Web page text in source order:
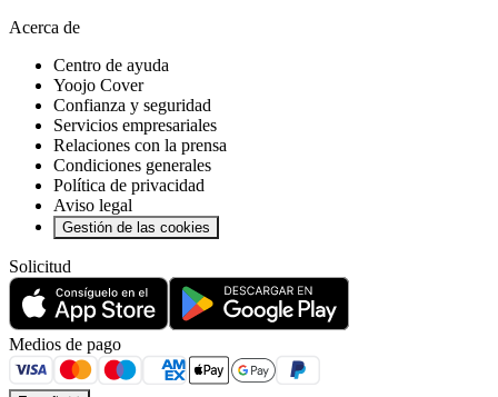
Acerca de
Centro de ayuda
Yoojo Cover
Confianza y seguridad
Servicios empresariales
Relaciones con la prensa
Condiciones generales
Política de privacidad
Aviso legal
Gestión de las cookies
Solicitud
Medios de pago